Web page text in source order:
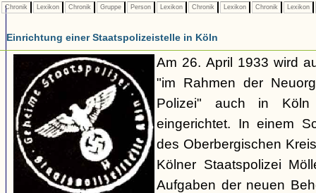
Chronik Lexikon Chronik Gruppe Person Lexikon Chronik Lexikon Chronik Lexikon
Einrichtung einer Staatspolizeistelle in Köln
Am 26. April 1933 wird
"im Rahmen der
Polizei" auch in Köln
eingerichtet. In einem
des Oberbergischen
Kölner Staatspolizei
Aufgaben der neuen